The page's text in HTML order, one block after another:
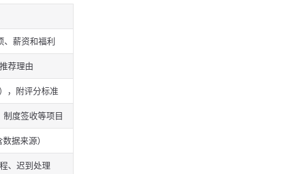
、薪资和福利
荐理由
，附评分标准
制度签收等项目
据来源）
、迟到处理